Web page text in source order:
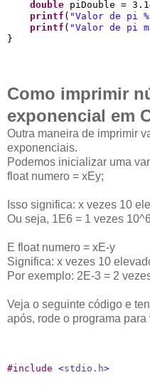
double piDouble =
printf ( "Valor de pi
printf ( "Valor de pi
Como imprimir
exponencial em
Outra maneira de imprimir
exponenciais.
Podemos inicializar uma
float numero = xEy;
Isso significa: x vezes 10
Ou seja, 1E6 = 1 vezes
E float numero = xE-y
Significa: x vezes 10
Por exemplo: 2E-3 = 2
Veja o seguinte código e
após, rode o programa para
#include <stdio.h>